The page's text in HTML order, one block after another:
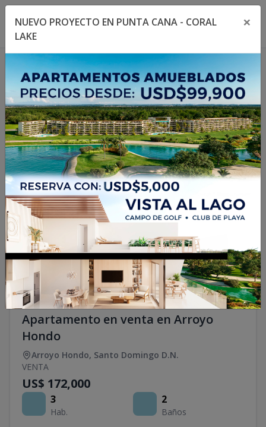
Toggle navigation menu
1/7
Apartamento en venta en Arroyo
Hondo
Arroyo Hondo, Santo Domingo D.N.
VENTA
US$ 172,000
3
Hab.
2
Baños
NUEVO PROYECTO EN PUNTA CANA - CORAL
LAKE
×